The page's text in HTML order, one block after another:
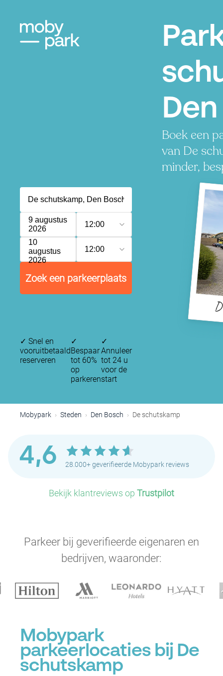
Boek een
van De
minder,
9 augustus
2026
12:00
10
augustus
2026
12:00
Zoek een parkeerplaats
✓ Snel en
vooruitbetaald
reserveren
✓
Bespaar
tot 60%
op
parkeren
✓
Annuleer
tot 24 u
voor de
start
Mobypark Steden Den Bosch De schutskamp
4,6 28.000+ geverifieerde Mobypark reviews
Bekijk klantreviews op Trustpilot
Parkeer bij geverifieerde eigenaren en
bedrijven, waaronder:
Mobypark
parkeerlocaties bij De
schutskamp